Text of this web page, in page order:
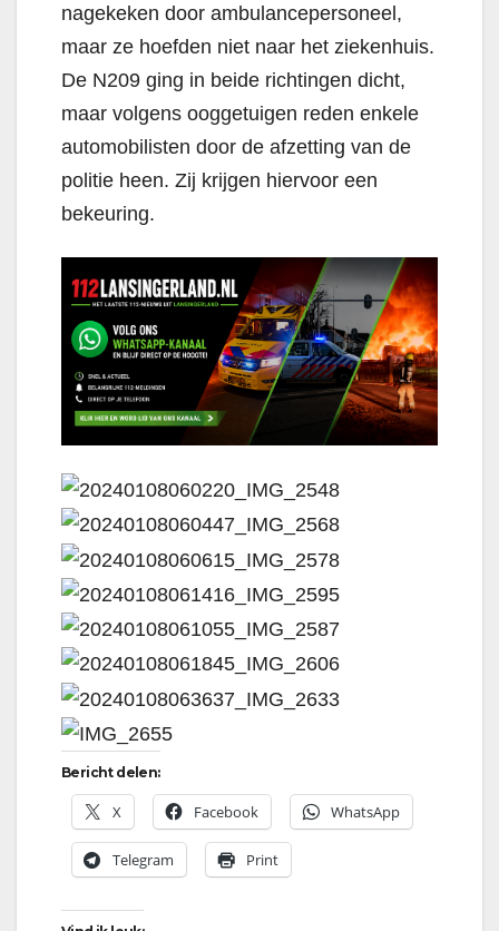
nagekeken door ambulancepersoneel,
maar ze hoefden niet naar het ziekenhuis.
De N209 ging in beide richtingen dicht,
maar volgens ooggetuigen reden enkele
automobilisten door de afzetting van de
politie heen. Zij krijgen hiervoor een
bekeuring.
Bericht delen:
X Facebook WhatsApp
Telegram Print